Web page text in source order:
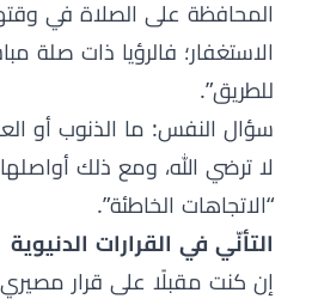
المحافظة على الصلاة في
الاستغفار؛ فالرؤيا ذات صلة
للطريق”.
سؤال النفس: ما الذنوب أو
لا ترضي الله، ومع ذلك
“الاتجاهات الخاطئة”.
التأنّي في القرارات الدنيوية
إن كنت مقبلًا على قرار